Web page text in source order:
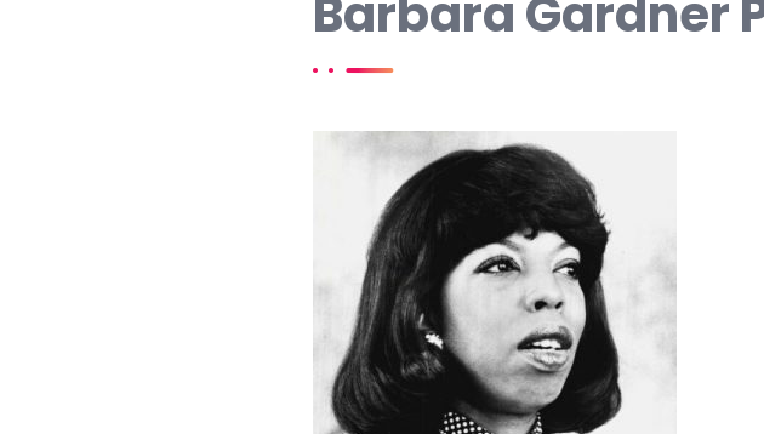
Barbara Gardner